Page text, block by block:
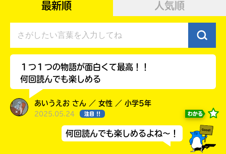
最新順 人気順
１つ１つの物語が面白くて最高！！
何回読んでも楽しめる
あいうえお さん ／ 女性 ／ 小学5年
2025.05.24 注目 !! わかる
何回読んでも楽しめるよね～！